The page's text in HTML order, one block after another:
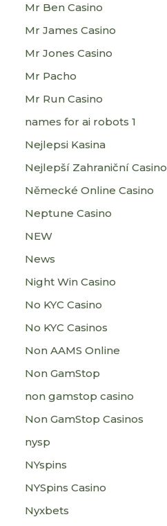
Mr Ben Casino
Mr James Casino
Mr Jones Casino
Mr Pacho
Mr Run Casino
names for ai robots 1
Nejlepsi Kasina
Nejlepší Zahraniční Casino
Německé Online Casino
Neptune Casino
NEW
News
Night Win Casino
No KYC Casino
No KYC Casinos
Non AAMS Online
Non GamStop
non gamstop casino
Non GamStop Casinos
nysp
NYspins
NYSpins Casino
Nyxbets